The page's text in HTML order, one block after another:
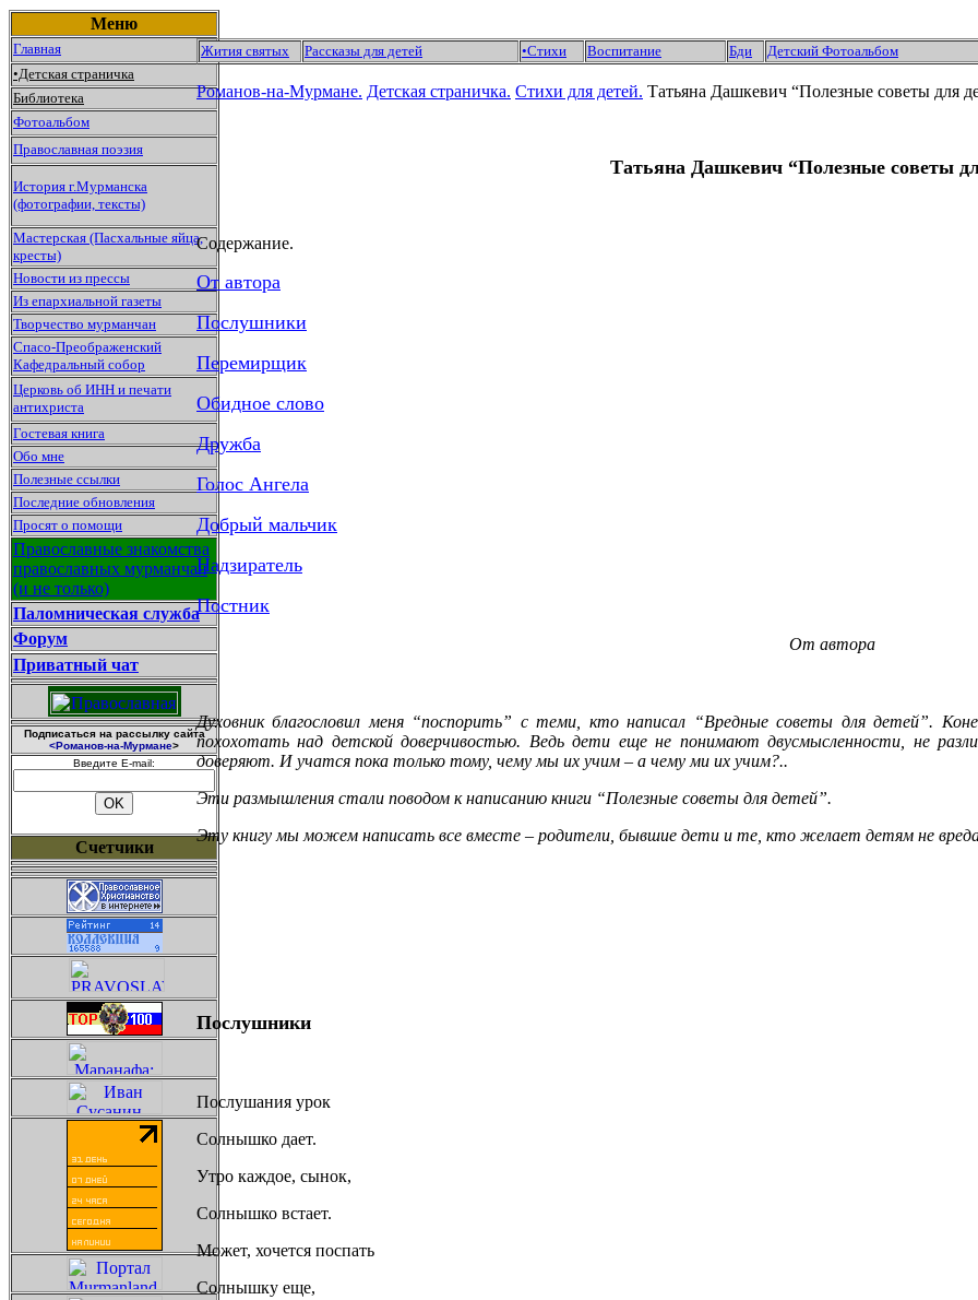
Меню
Главная
•Детская страничка
Библиотека
Фотоальбом
Православная поэзия
История г.Мурманска
(фотографии, тексты)
Мастерская (Пасхальные яйца,
кресты)
Новости из прессы
Из епархиальной газеты
Творчество мурманчан
Спасо-Преображенский
Кафедральный собор
Церковь об ИНН и печати
антихриста
Гостевая книга
Обо мне
Полезные ссылки
Последние обновления
Просят о помощи
Православные знакомства
православных мурманчан
(и не только)
Паломническая служба
Форум
Приватный чат
Подписаться на рассылку сайта
<Романов-на-Мурмане>
Введите E-mail:
Счетчики
Жития святых Рассказы для детей •Стихи Воспитание Бди Детский Фотоальбом
Романов-на-Мурмане. Детская страничка. Стихи для детей. Татьяна Дашкевич “Полезные советы для
Татьяна Дашкевич “Полезные советы
Содержание.
От автора
Послушники
Перемирщик
Обидное слово
Дружба
Голос Ангела
Добрый мальчик
Надзиратель
Постник
От автора
Духовник благословил меня “поспорить” с теми, кто написал “Вредные советы для детей”.
похохотать над детской доверчивостью. Ведь дети еще не понимают двусмысленности, не
доверяют. И учатся пока только тому, чему мы их учим – а чему ми их учим?..
Эти размышления стали поводом к написанию книги “Полезные советы для детей”.
Эту книгу мы можем написать все вместе – родители, бывшие дети и те, кто желает детям не
Послушники
Послушания урок
Солнышко дает.
Утро каждое, сынок,
Солнышко встает.
Может, хочется поспать
Солнышку еще,